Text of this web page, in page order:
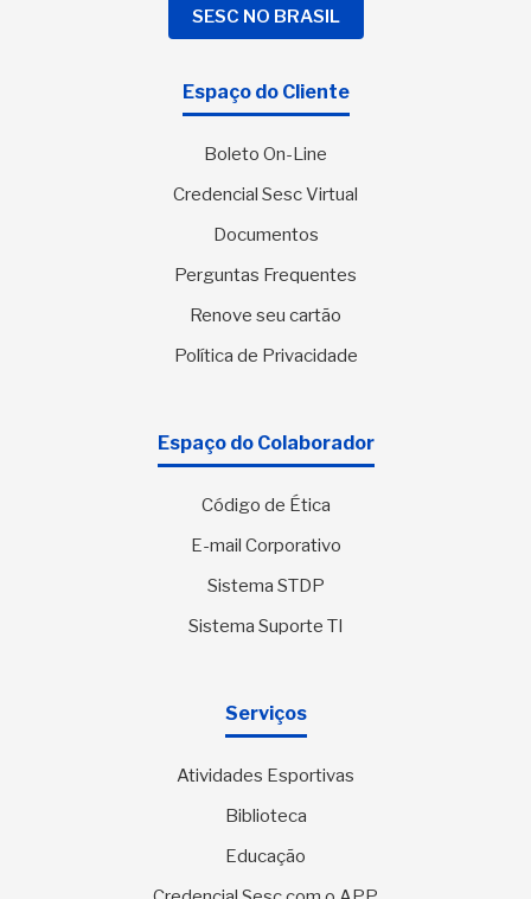
SESC NO BRASIL
Espaço do Cliente
Boleto On-Line
Credencial Sesc Virtual
Documentos
Perguntas Frequentes
Renove seu cartão
Política de Privacidade
Espaço do Colaborador
Código de Ética
E-mail Corporativo
Sistema STDP
Sistema Suporte TI
Serviços
Atividades Esportivas
Biblioteca
Educação